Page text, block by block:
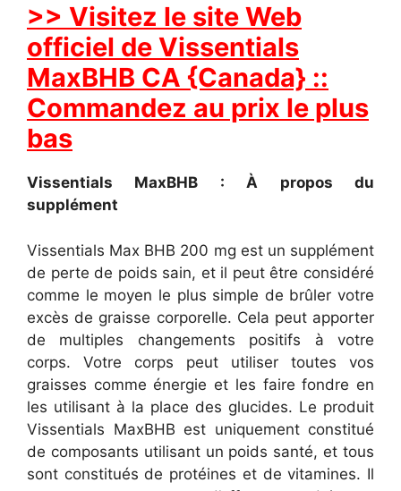
>> Visitez le site Web
officiel de Vissentials
MaxBHB CA {Canada} ::
Commandez au prix le plus
bas
Vissentials MaxBHB : À propos du
supplément
Vissentials Max BHB 200 mg est un supplément
de perte de poids sain, et il peut être considéré
comme le moyen le plus simple de brûler votre
excès de graisse corporelle. Cela peut apporter
de multiples changements positifs à votre
corps. Votre corps peut utiliser toutes vos
graisses comme énergie et les faire fondre en
les utilisant à la place des glucides. Le produit
Vissentials MaxBHB est uniquement constitué
de composants utilisant un poids santé, et tous
sont constitués de protéines et de vitamines. Il